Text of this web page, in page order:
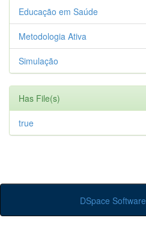
Educação em Saúde
Metodologia Ativa
Simulação
Has File(s)
true
DSpace Software